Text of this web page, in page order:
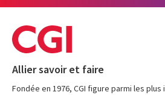
Allier savoir et faire
Fondée en 1976, CGI figure parmi les